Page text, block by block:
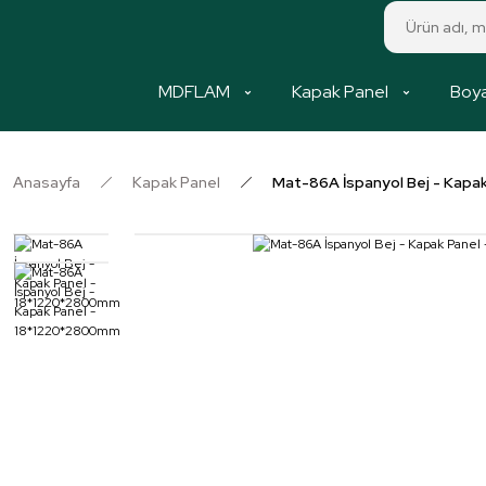
MDFLAM Kapak Panel
Anasayfa Kapak Panel Mat-86A İspanyol Bej -